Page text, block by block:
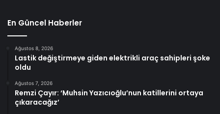
En Güncel Haberler
Ağustos 8, 2026
Lastik değiştirmeye giden elektrikli araç sahipleri şoke
oldu
Ağustos 7, 2026
Remzi Çayır: ‘Muhsin Yazıcıoğlu’nun katillerini ortaya
çıkaracağız’